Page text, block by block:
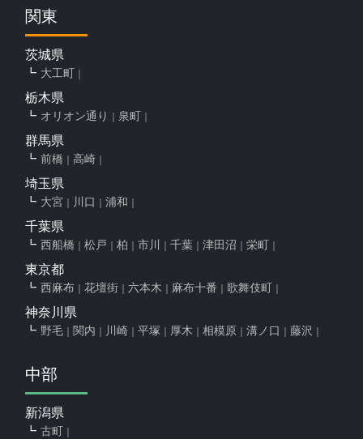
関東
茨城県
大工町
栃木県
オリオン通り 泉町
群馬県
前橋 高崎
埼玉県
大宮 川口 浦和
千葉県
西船橋 松戸 柏 市川 千葉 津田沼 栄町
東京都
西麻布 花壇街 六本木 麻布十番 歌舞伎町
神奈川県
野毛 関内 川崎 平塚 厚木 相模原 溝ノ口 藤沢
中部
新潟県
古町